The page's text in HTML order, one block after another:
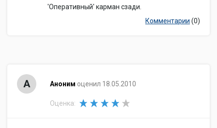
'Оперативный' карман сзади.
Комментарии (0)
А Аноним оценил 18.05.2010
Оценка: